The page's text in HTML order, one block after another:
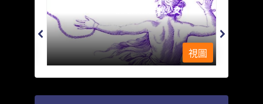
Andromeda - 被鐵鍊鎖著的少女
視圖